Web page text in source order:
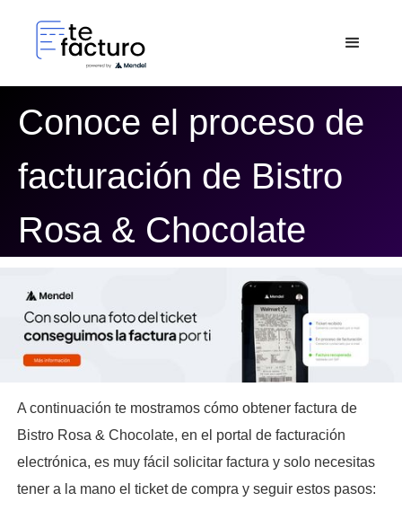
Conoce el proceso de
facturación de Bistro
Rosa & Chocolate
A continuación te mostramos cómo obtener factura de
Bistro Rosa & Chocolate, en el portal de facturación
electrónica, es muy fácil solicitar factura y solo necesitas
tener a la mano el ticket de compra y seguir estos pasos:​